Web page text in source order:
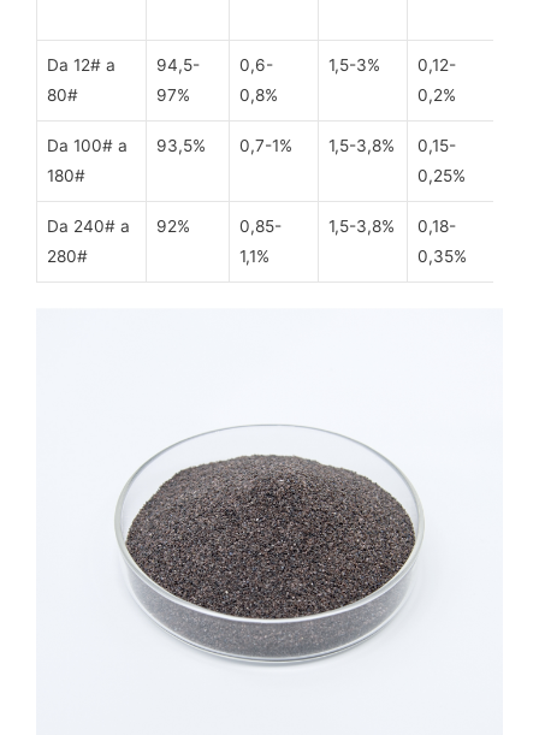
Da 12# a
80#
94,5-
97%
0,6-
0,8%
1,5-3%
0,12-
0,2%
Da 100# a
180#
93,5% 0,7-1% 1,5-3,8%
0,15-
0,25%
Da 240# a
280#
92%
0,85-
1,1%
1,5-3,8%
0,18-
0,35%